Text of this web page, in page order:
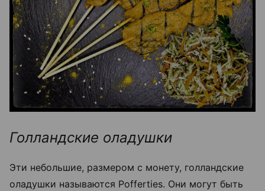
Голландские оладушки
Эти небольшие, размером с монету, голландские
оладушки называются Pofferties. Они могут быть